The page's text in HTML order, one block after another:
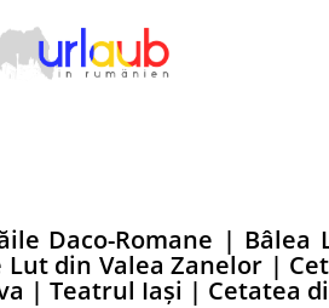
Daco-Romane | Bâlea
Lut din Valea Zanelor |
|Teatrul Iași | Cetatea